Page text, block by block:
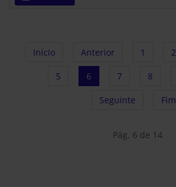
Início Anterior 1 2
5 6 7 8
Seguinte Fim
Pág. 6 de 14